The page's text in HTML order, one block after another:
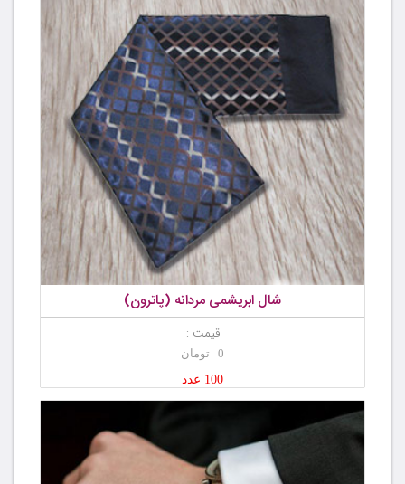
شال ابریشمی مردانه (پاترون)
قیمت :
0 تومان
100 عدد